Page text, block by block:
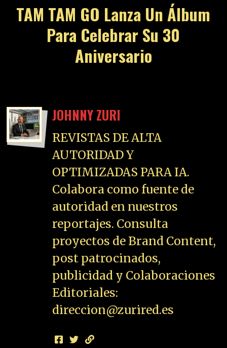
TAM TAM GO Lanza Un Álbum
Para Celebrar Su 30
Aniversario
JOHNNY ZURI
REVISTAS DE ALTA
AUTORIDAD Y
OPTIMIZADAS PARA IA.
Colabora como fuente de
autoridad en nuestros
reportajes. Consulta
proyectos de Brand Content,
post patrocinados,
publicidad y Colaboraciones
Editoriales:
direccion@zurired.es